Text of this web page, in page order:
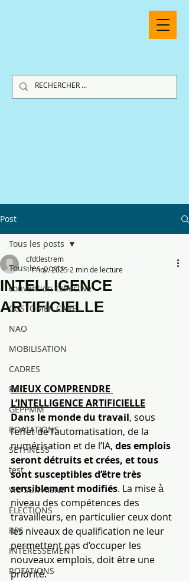
Post
Tous les posts
convention collective
CUSTOMER CARE
NAO
MOBILISATION
CADRES
RCC
GEPPMM
ROATATIONS
SETHNESS
test
VIC SUR AISNE
ÉLECTIONS
RPS
INTÉRESSEMENT
ROTATIONS
Tous les posts
INTELLIGENCE
ARTIFICIELLE
cfdtlestrem
11 nov. 2025 2 min de lecture
MIEUX COMPRENDRE
L’INTELLIGENCE ARTIFICIELLE
Dans le monde du travail, sous
l’effet de l’automatisation, de la
numérisation et de l’IA, des emplois
seront détruits et crées, et tous
sont susceptibles d’être très
sensiblement modifiés. La mise à̀
niveau des compétences des
travailleurs, en particulier ceux dont
les niveaux de qualification ne leur
permettent pas d’occuper les
nouveaux emplois, doit être une
priorité́.